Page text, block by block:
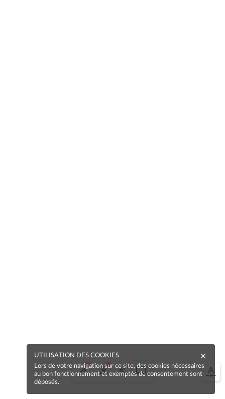
UTILISATION DES COOKIES
Lors de votre navigation sur ce site, des cookies nécessaires
au bon fonctionnement et exemptés de consentement sont
déposés.